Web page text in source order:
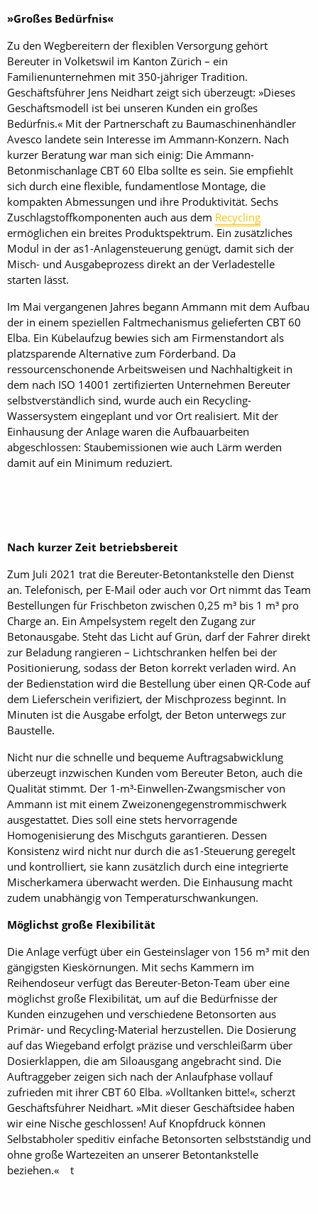
»Großes Bedürfnis«
Zu den Wegbereitern der flexiblen Versorgung gehört
Bereuter in Volketswil im Kanton Zürich – ein
Familienunternehmen mit 350-jähriger Tradition.
Geschäftsführer Jens Neidhart zeigt sich überzeugt: »Dieses
Geschäftsmodell ist bei unseren Kunden ein großes
Bedürfnis.« Mit der Partnerschaft zu Baumaschinenhändler
Avesco landete sein Interesse im Ammann-Konzern. Nach
kurzer Beratung war man sich einig: Die Ammann-
Betonmischanlage CBT 60 Elba sollte es sein. Sie empfiehlt
sich durch eine flexible, fundamentlose Montage, die
kompakten Abmessungen und ihre Produktivität. Sechs
Zuschlagstoffkomponenten auch aus dem Recycling
ermöglichen ein breites Produktspektrum. Ein zusätzliches
Modul in der as1-Anlagensteuerung genügt, damit sich der
Misch- und Ausgabeprozess direkt an der Verladestelle
starten lässt.
Im Mai vergangenen Jahres begann Ammann mit dem Aufbau
der in einem speziellen Faltmechanismus gelieferten CBT 60
Elba. Ein Kübelaufzug bewies sich am Firmenstandort als
platzsparende Alternative zum Förderband. Da
ressourcenschonende Arbeitsweisen und Nachhaltigkeit in
dem nach ISO 14001 zertifizierten Unternehmen Bereuter
selbstverständlich sind, wurde auch ein Recycling-
Wassersystem eingeplant und vor Ort realisiert. Mit der
Einhausung der Anlage waren die Aufbauarbeiten
abgeschlossen: Staubemissionen wie auch Lärm werden
damit auf ein Minimum reduziert.
Nach kurzer Zeit betriebsbereit
Zum Juli 2021 trat die Bereuter-Betontankstelle den Dienst
an. Telefonisch, per E-Mail oder auch vor Ort nimmt das Team
Bestellungen für Frischbeton zwischen 0,25 m³ bis 1 m³ pro
Charge an. Ein Ampelsystem regelt den Zugang zur
Betonausgabe. Steht das Licht auf Grün, darf der Fahrer direkt
zur Beladung rangieren – Lichtschranken helfen bei der
Positionierung, sodass der Beton korrekt verladen wird. An
der Bedienstation wird die Bestellung über einen QR-Code auf
dem Lieferschein verifiziert, der Mischprozess beginnt. In
Minuten ist die Ausgabe erfolgt, der Beton unterwegs zur
Baustelle.
Nicht nur die schnelle und bequeme Auftragsabwicklung
überzeugt inzwischen Kunden vom Bereuter Beton, auch die
Qualität stimmt. Der 1-m³-Einwellen-Zwangsmischer von
Ammann ist mit einem Zweizonengegenstrommischwerk
ausgestattet. Dies soll eine stets hervorragende
Homogenisierung des Mischguts garantieren. Dessen
Konsistenz wird nicht nur durch die as1-Steuerung geregelt
und kontrolliert, sie kann zusätzlich durch eine integrierte
Mischerkamera überwacht werden. Die Einhausung macht
zudem unabhängig von Temperaturschwankungen.
Möglichst große Flexibilität
Die Anlage verfügt über ein Gesteinslager von 156 m³ mit den
gängigsten Kieskörnungen. Mit sechs Kammern im
Reihendoseur verfügt das Bereuter-Beton-Team über eine
möglichst große Flexibilität, um auf die Bedürfnisse der
Kunden einzugehen und verschiedene Betonsorten aus
Primär- und Recycling-Material herzustellen. Die Dosierung
auf das Wiegeband erfolgt präzise und verschleißarm über
Dosierklappen, die am Siloausgang angebracht sind. Die
Auftraggeber zeigen sich nach der Anlaufphase vollauf
zufrieden mit ihrer CBT 60 Elba. »Volltanken bitte!«, scherzt
Geschäftsführer Neidhart. »Mit dieser Geschäftsidee haben
wir eine Nische geschlossen! Auf Knopfdruck können
Selbstabholer speditiv einfache Betonsorten selbstständig und
ohne große Wartezeiten an unserer Betontankstelle
beziehen.« t